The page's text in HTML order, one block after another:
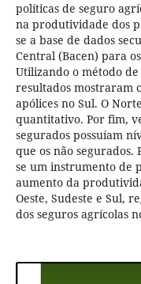
políticas de seguro
na produtividade dos
se a base de dados
Central (Bacen) para
Utilizando o método
resultados mostraram
apólices no Sul. O
quantitativo. Por fim,
segurados possuíam
que os não
se um instrumento de
aumento da
Oeste, Sudeste e Sul,
dos seguros agrícolas